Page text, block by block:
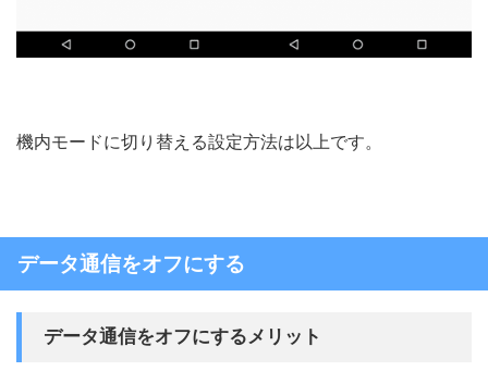
機内モードに切り替える設定方法は以上です。
データ通信をオフにする
データ通信をオフにするメリット